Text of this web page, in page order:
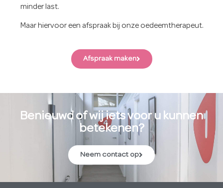
minder last.
Maar hiervoor een afspraak bij onze oedeemtherapeut.
Afspraak maken
Benieuwd of wij iets voor u kunnen
betekenen?
Neem contact op